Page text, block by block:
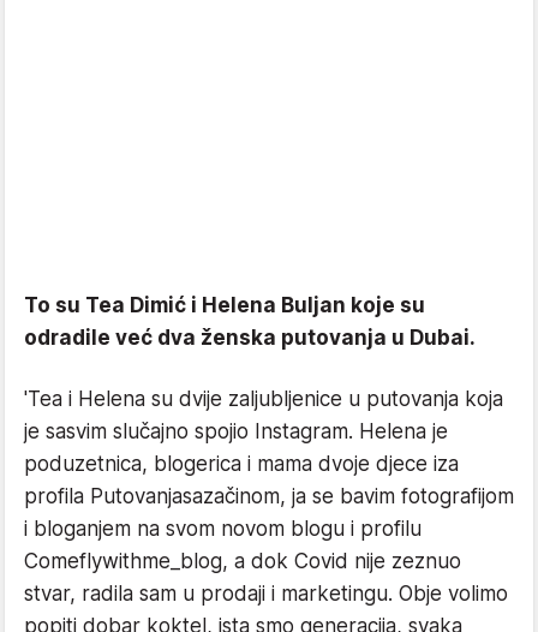
To su Tea Dimić i Helena Buljan koje su
odradile već dva ženska putovanja u Dubai.
'Tea i Helena su dvije zaljubljenice u putovanja koja
je sasvim slučajno spojio Instagram. Helena je
poduzetnica, blogerica i mama dvoje djece iza
profila Putovanjasazačinom, ja se bavim fotografijom
i bloganjem na svom novom blogu i profilu
Comeflywithme_blog, a dok Covid nije zeznuo
stvar, radila sam u prodaji i marketingu. Obje volimo
popiti dobar koktel, ista smo generacija, svaka